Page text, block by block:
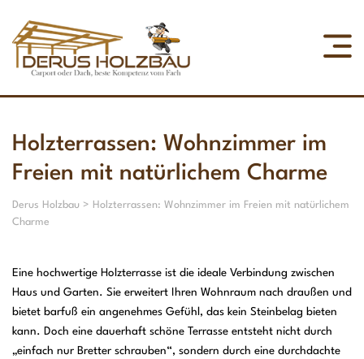
Holzterrassen: Wohnzimmer im
Freien mit natürlichem Charme
Derus Holzbau > Holzterrassen: Wohnzimmer im Freien mit natürlichem
Charme
Eine hochwertige Holzterrasse ist die ideale Verbindung zwischen
Haus und Garten. Sie erweitert Ihren Wohnraum nach draußen und
bietet barfuß ein angenehmes Gefühl, das kein Steinbelag bieten
kann. Doch eine dauerhaft schöne Terrasse entsteht nicht durch
„einfach nur Bretter schrauben“, sondern durch eine durchdachte
Jobs / Ausbildung